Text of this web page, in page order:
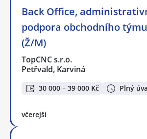
Back Office,
podpora obchodního týmu
(Ž/M)
TopCNC s.r.o.
Petřvald, Karviná
30 000 – 39 000 Kč Plný
včerejší